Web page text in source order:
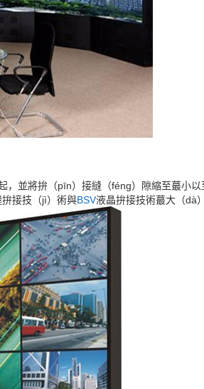
並將拚（pīn）接縫（féng）隙縮至蕞小以
接技（jì）術與BSV液晶拚接技術蕞大（dà